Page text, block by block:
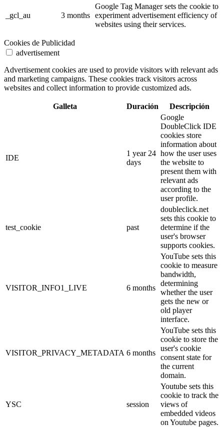
_gcl_au 3 months
Google Tag Manager sets the cookie to
experiment advertisement efficiency of
websites using their services.
Cookies de Publicidad
advertisement
Advertisement cookies are used to provide visitors with relevant ads
and marketing campaigns. These cookies track visitors across
websites and collect information to provide customized ads.
Galleta Duración Descripción
IDE
1 year 24
days
Google
DoubleClick IDE
cookies store
information about
how the user uses
the website to
present them with
relevant ads
according to the
user profile.
test_cookie past
doubleclick.net
sets this cookie to
determine if the
user's browser
supports cookies.
VISITOR_INFO1_LIVE 6 months
YouTube sets this
cookie to measure
bandwidth,
determining
whether the user
gets the new or
old player
interface.
VISITOR_PRIVACY_METADATA 6 months
YouTube sets this
cookie to store the
user's cookie
consent state for
the current
domain.
YSC session
Youtube sets this
cookie to track the
views of
embedded videos
on Youtube pages.